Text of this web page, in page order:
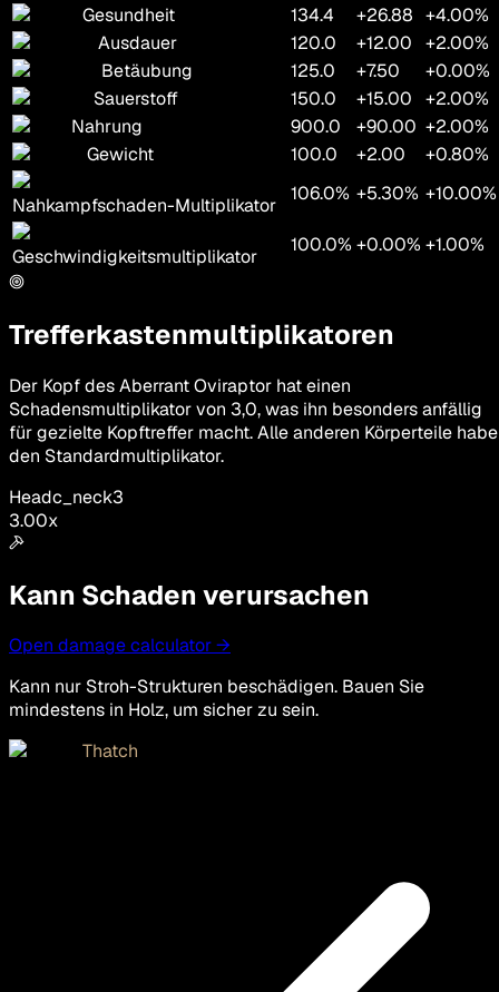
Gesundheit
134.4 +26.88 +4.00%
Ausdauer
120.0 +12.00
+2.00%
Betäubung
125.0 +7.50
+0.00%
Sauerstoff
150.0 +15.00
+2.00%
Nahrung
900.0 +90.00 +2.00%
Gewicht
100.0 +2.00 +0.80%
Nahkampfschaden-Multiplikator
106.0% +5.30% +10.00%
Geschwindigkeitsmultiplikator
100.0% +0.00% +1.00%
Trefferkastenmultiplikatoren
Der Kopf des Aberrant Oviraptor hat einen
Schadensmultiplikator von 3,0, was ihn besonders anfällig
für gezielte Kopftreffer macht. Alle anderen Körperteile
den Standardmultiplikator.
Headc_neck3
3.00x
Kann Schaden verursachen
Open damage calculator →
Kann nur Stroh-Strukturen beschädigen. Bauen Sie
mindestens in Holz, um sicher zu sein.
Thatch